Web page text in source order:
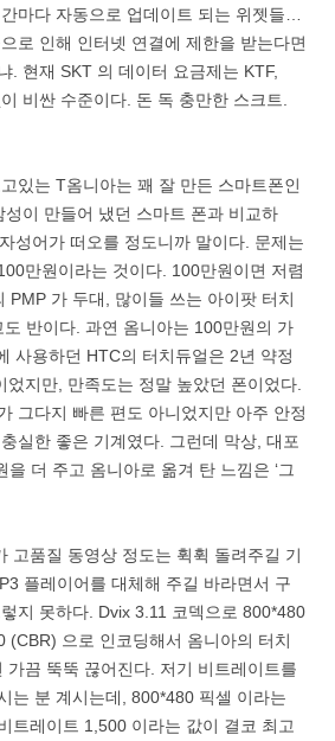
마다 자동으로 업데이트 되는 위젯들…
로 인해 인터넷 연결에 제한을 받는다면
. 현재 SKT 의 데이터 요금제는 KTF,
비싼 수준이다. 돈 독 충만한 스크트.
있는 T옴니아는 꽤 잘 만든 스마트폰인
이 만들어 냈던 스마트 폰과 비교하
성어가 떠오를 정도니까 말이다. 문제는
만원이라는 것이다. 100만원이면 저렴
PMP 가 두대, 많이들 쓰는 아이팟 터치
반이다. 과연 옴니아는 100만원의 가
사용하던 HTC의 터치듀얼은 2년 약정
지만, 만족도는 정말 높았던 폰이었다.
그다지 빠른 편도 아니었지만 아주 안정
실한 좋은 기계였다. 그런데 막상, 대포
을 더 주고 옴니아로 옮겨 탄 느낌은 ‘그
고품질 동영상 정도는 휙휙 돌려주길 기
플레이어를 대체해 주길 바라면서 구
지 못하다. Dvix 3.11 코덱으로 800*480
(CBR) 으로 인코딩해서 옴니아의 터치
가끔 뚝뚝 끊어진다. 저기 비트레이트를
는 분 계시는데, 800*480 픽셀 이라는
트레이트 1,500 이라는 값이 결코 최고